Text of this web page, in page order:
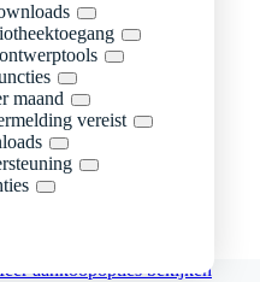
maand
vereist
aankoopopties bekijken